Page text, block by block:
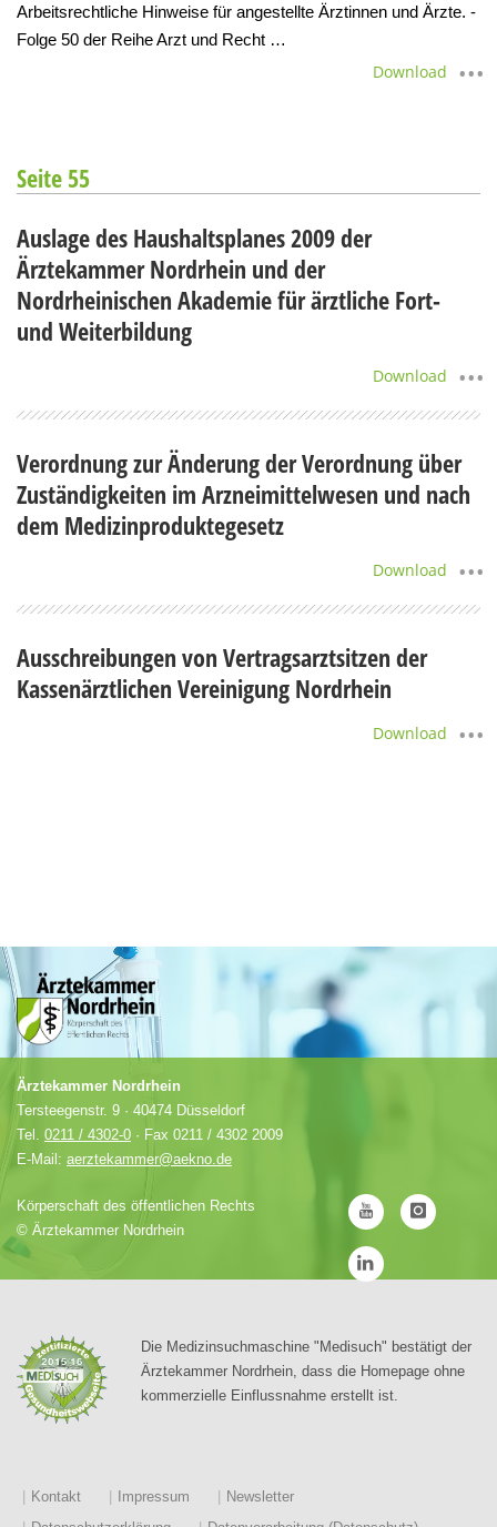
Arbeitsrechtliche Hinweise für angestellte Ärztinnen und Ärzte. -
Folge 50 der Reihe Arzt und Recht …
Download
Seite 55
Auslage des Haushaltsplanes 2009 der
Ärztekammer Nordrhein und der
Nordrheinischen Akademie für ärztliche Fort-
und Weiterbildung
Download
Verordnung zur Änderung der Verordnung über
Zuständigkeiten im Arzneimittelwesen und nach
dem Medizinproduktegesetz
Download
Ausschreibungen von Vertragsarztsitzen der
Kassenärztlichen Vereinigung Nordrhein
Download
Ärztekammer Nordrhein
Tersteegenstr. 9 · 40474 Düsseldorf
Tel. 0211 / 4302-0 · Fax 0211 / 4302 2009
E-Mail: aerztekammer@aekno.de
Körperschaft des öffentlichen Rechts
© Ärztekammer Nordrhein
Die Medizinsuchmaschine "Medisuch" bestätigt der
Ärztekammer Nordrhein, dass die Homepage ohne
kommerzielle Einflussnahme erstellt ist.
Kontakt Impressum
Newsletter